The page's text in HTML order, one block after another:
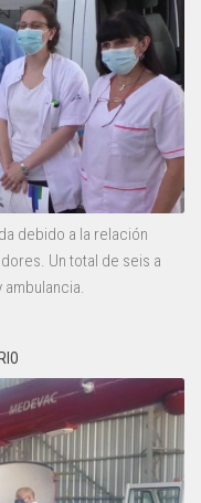
debido a la relación
Un total de seis a